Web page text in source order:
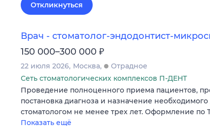
Откликнуться
Врач - стоматолог-эндодонтист-
150 000–300 000 ₽
22 июля 2026 Москва
Отрадное
Сеть стоматологических комплексов П-ДЕНТ
Проведение полноценного приема пациентов,
постановка диагноза и назначение
стоматологом не менее трех лет. Оформление по
Показать ещё